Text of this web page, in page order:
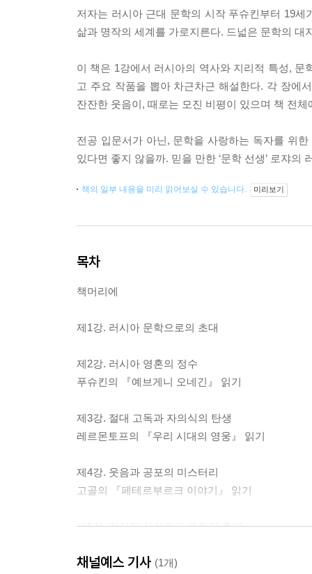
저자는 러시아 근대 문학의 시작 푸슈킨부터 19
삶과 명작의 세계를 가로지른다. 드넓은 문학의
이 책은 1강에서 러시아의 역사와 지리적 특성,
고 주요 작품을 뽑아 차근차근 해설한다. 각 장에
잔잔한 웃음이, 때로는 모진 비평이 있으며 책 전
전공 입문서가 아닌, 문학을 사랑하는 독자를 위한
있다면 좋지 않을까. 믿을 만한 ‘문학 선생’ 로쟈
책의 일부 내용을 미리 읽어보실 수 있습니다. 미리보기
목차
책머리에
제1강. 러시아 문학으로의 초대
제2강. 러시아 영혼의 정수
푸슈킨의 『예브게니 오네긴』 읽기
제3강. 절대 고독과 자의식의 탄생
레르몬토프의 『우리 시대의 영웅』 읽기
제4강. 웃음과 공포의 미스터리
고골의 『페테르부르크 이야기』 읽기
제5강. 러시아 사실주의 문학의 출발
채널예스 기사 (1개)